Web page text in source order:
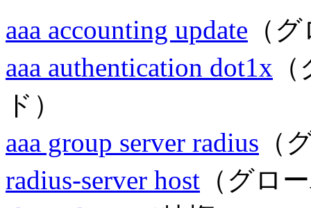
aaa accounting update （
aaa authentication dot1x
ド）
aaa group server radius （
radius-server host （グロ